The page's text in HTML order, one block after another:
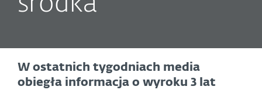
W ostatnich tygodniach media
obiegła informacja o wyroku 3 lat